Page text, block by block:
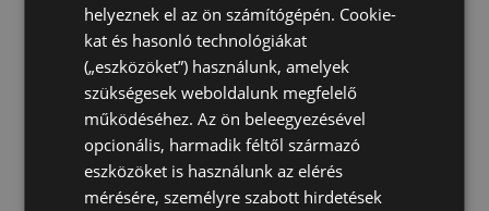
helyeznek el az ön számítógépén. Cookie-
kat és hasonló technológiákat
(„eszközöket”) használunk, amelyek
szükségesek weboldalunk megfelelő
működéséhez. Az ön beleegyezésével
opcionális, harmadik féltől származó
eszközöket is használunk az elérés
mérésére, személyre szabott hirdetések